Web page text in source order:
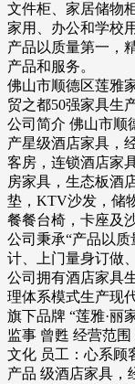
文件柜、家居储物
家用、办公和学校
产品以质量第一，
产品和服务。
佛山市顺德区莲雅
贸之都50强家具生
公司简介 佛山市顺
产星级酒店家具，
客房，连锁酒店家
房家具，生态板酒
垫，KTV沙发，储
餐餐台椅，卡座及
公司秉承“产品以
计、上门量身订做
公司拥有酒店家具
理体系模式生产现
旗下品牌 “莲雅·丽
监事 曾甦 经营范
文化 员工：心系顾
产品 级酒店家具，